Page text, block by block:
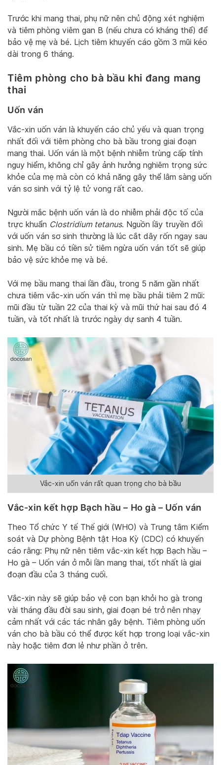
Trước khi mang thai, phụ nữ nên chủ động xét nghiệm
và tiêm phòng viêm gan B (nếu chưa có kháng thể) để
bảo vệ mẹ và bé. Lịch tiêm khuyến cáo gồm 3 mũi kéo
dài trong 6 tháng.
Tiêm phòng cho bà bầu khi đang mang
thai
Uốn ván
Vắc-xin uốn ván là khuyến cáo chủ yếu và quan trọng
nhất đối với tiêm phòng cho bà bầu trong giai đoạn
mang thai. Uốn ván là một bệnh nhiễm trùng cấp tính
nguy hiểm, không chỉ gây ảnh hưởng nghiêm trọng sức
khỏe của mẹ mà còn có khả năng gây thể lâm sàng uốn
ván sơ sinh với tỷ lệ tử vong rất cao.
Người mắc bệnh uốn ván là do nhiễm phải độc tố của
trực khuẩn Clostridium tetanus. Nguồn lầy truyền đối
với uốn ván sơ sinh thường là lúc cắt dây rốn ngay sau
sinh. Mẹ bầu có tiền sử tiêm ngừa uốn ván tốt sẽ giúp
bảo vệ sức khỏe mẹ và bé.
Với mẹ bầu mang thai lần đầu, trong 5 năm gần nhất
chưa tiêm vắc-xin uốn ván thì mẹ bầu phải tiêm 2 mũi:
mũi đầu từ tuần 22 của thai kỳ và mũi thứ hai sau đó 4
tuần, và tốt nhất là trước ngày dự sanh 4 tuần.
Vắc-xin uốn ván rất quan trọng cho bà bầu
Vắc-xin kết hợp Bạch hầu – Ho gà – Uốn ván
Theo Tổ chức Y tế Thế giới (WHO) và Trung tâm Kiểm
soát và Dự phòng Bệnh tật Hoa Kỳ (CDC) có khuyến
cáo rằng: Phụ nữ nên tiêm vắc-xin kết hợp Bạch hầu –
Ho gà – Uốn ván ở mỗi lần mang thai, tốt nhất là giai
đoạn đầu của 3 tháng cuối.
Vắc-xin này sẽ giúp bảo vệ con bạn khỏi ho gà trong
vài tháng đầu đời sau sinh, giai đoạn bé trở nên nhạy
cảm nhất với các tác nhân gây bệnh. Tiêm phòng uốn
ván cho bà bầu có thể được kết hợp trong loại vắc-xin
này hoặc tiêm đơn lẻ như phần ở trên.